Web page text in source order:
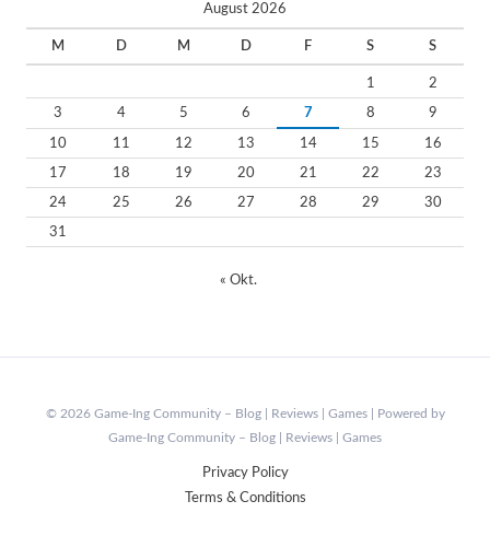
August 2026
M D M D F S S
1 2
3 4 5 6 7 8 9
10 11 12 13 14 15 16
17 18 19 20 21 22 23
24 25 26 27 28 29 30
31
« Okt.
© 2026 Game-Ing Community – Blog | Reviews | Games | Powered by
Game-Ing Community – Blog | Reviews | Games
Privacy Policy
Terms & Conditions